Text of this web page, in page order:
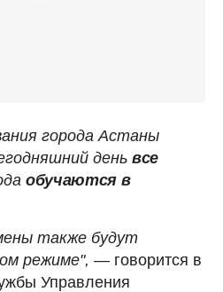
города Астаны
день все
обучаются в
также будут
режиме", — говорится в
Управления